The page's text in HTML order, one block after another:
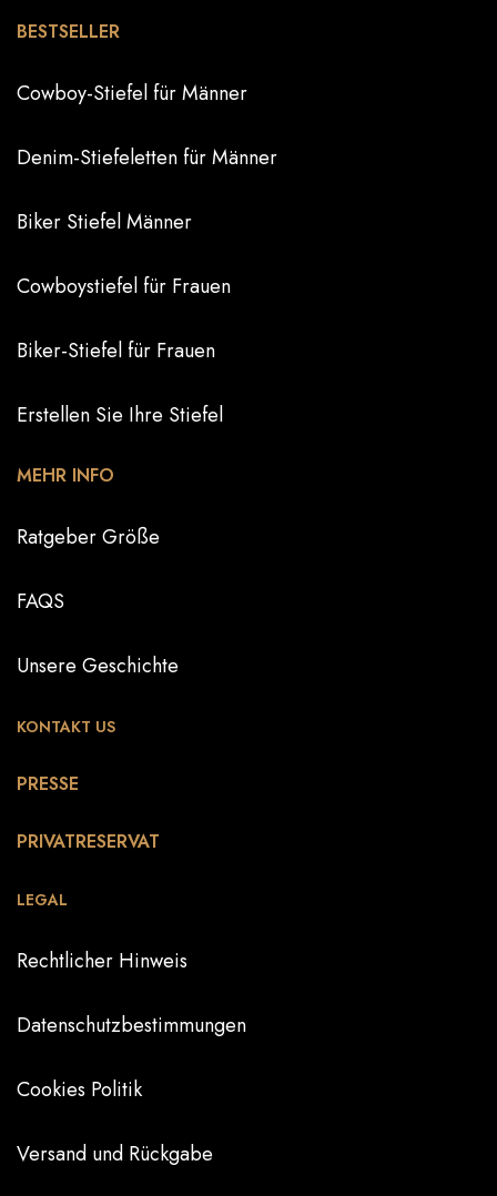
BESTSELLER
Cowboy-Stiefel für Männer
Denim-Stiefeletten für Männer
Biker Stiefel Männer
Cowboystiefel für Frauen
Biker-Stiefel für Frauen
Erstellen Sie Ihre Stiefel
MEHR INFO
Ratgeber Größe
FAQS
Unsere Geschichte
KONTAKT US
PRESSE
PRIVATRESERVAT
LEGAL
Rechtlicher Hinweis
Datenschutzbestimmungen
Cookies Politik
Versand und Rückgabe